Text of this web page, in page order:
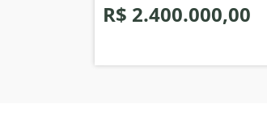
R$ 2.400.000,00